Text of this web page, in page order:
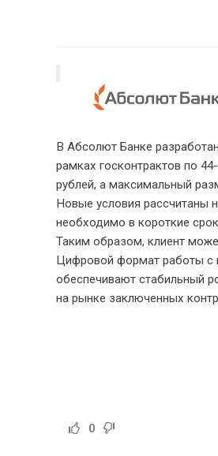
В Абсолют Банке
рамках госконтрактов по
рублей, а максимальный
Новые условия рассчитаны
необходимо в короткие
Таким образом, клиент
Цифровой формат работы с
обеспечивают стабильный
на рынке заключенных
0